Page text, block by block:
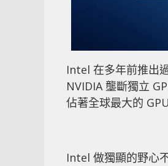
Intel 在多年前推出
NVIDIA 壟斷獨立
佔著全球最大的
Intel 做獨顯的野心